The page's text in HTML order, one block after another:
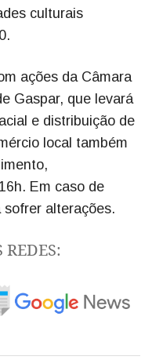
culturais
ações da Câmara
Gaspar, que levará
e distribuição de
local também
Em caso de
sofrer alterações.
REDES: